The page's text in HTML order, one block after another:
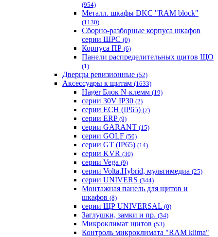
(954)
Металл. шкафы DKC "RAM block"
(1130)
Сборно-разборные корпуса шкафов
серии ШРС (0)
Корпуса ПР (6)
Панели распределительных щитов ЩО
(1)
Дверцы ревизионные (52)
Аксессуары к щитам (1633)
Hager Блок N-клемм (19)
серии 30V IP30 (2)
серии ECH (IP65) (7)
серии ERP (9)
серии GARANT (15)
серии GOLF (50)
серии GT (IP65) (14)
серии KVR (30)
серии Vega (9)
серии Volta.Hybrid, мультимедиа (25)
серии UNIVERS (344)
Монтажная панель для щитов и
шкафов (8)
серии ЩР UNIVERSAL (0)
Заглушки, замки и пр. (34)
Микроклимат щитов (53)
Контроль микроклимата "RAM klima"